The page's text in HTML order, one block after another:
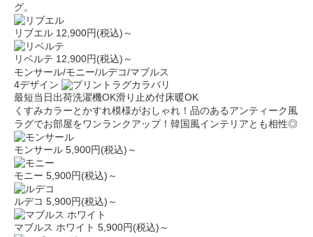
グ。
リブエル 12,900円(税込)～
リベルテ 12,900円(税込)～
モンサール/モニー/ルデコ/マブルス
4デザイン
最短当日出荷洗濯機OK滑り止め付床暖OK
くすみカラーとかすれ模様がおしゃれ！品のあるアンティーク風
ラグでお部屋をワンランクアップ！韓国風インテリアとも相性◎
モンサール 5,900円(税込)～
モニー 5,900円(税込)～
ルデコ 5,900円(税込)～
マブルス ホワイト 5,900円(税込)～